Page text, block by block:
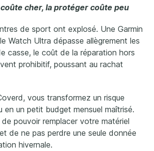
cher, la protéger coûte peu
de sport ont explosé. Une Garmin
Watch Ultra dépasse allègrement les
casse, le coût de la réparation hors
prohibitif, poussant au rachat
vous transformez un risque
en un petit budget mensuel maîtrisé.
de pouvoir remplacer votre matériel
de ne pas perdre une seule donnée
hivernale.